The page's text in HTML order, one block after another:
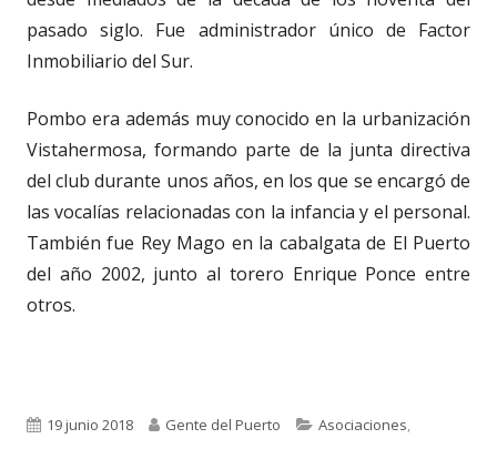
pasado siglo. Fue administrador único de Factor
Inmobiliario del Sur.
Pombo era además muy conocido en la urbanización
Vistahermosa, formando parte de la junta directiva
del club durante unos años, en los que se encargó de
las vocalías relacionadas con la infancia y el personal.
También fue Rey Mago en la cabalgata de El Puerto
del año 2002, junto al torero Enrique Ponce entre
otros.
Publicado
19 junio 2018 Autor
Gente del Puerto Categorías
Asociaciones